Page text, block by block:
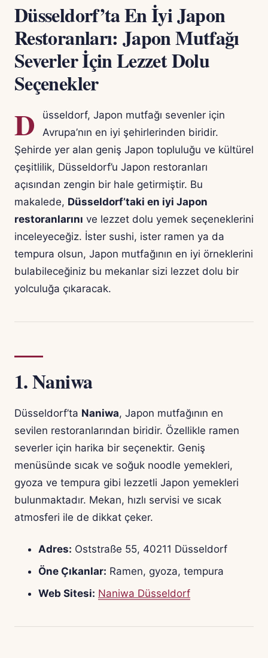
Düsseldorf’ta En İyi Japon
Restoranları: Japon Mutfağı
Severler İçin Lezzet Dolu
Seçenekler
D
üsseldorf, Japon mutfağı sevenler için
Avrupa’nın en iyi şehirlerinden biridir.
Şehirde yer alan geniş Japon topluluğu ve kültürel
çeşitlilik, Düsseldorf’u Japon restoranları
açısından zengin bir hale getirmiştir. Bu
makalede, Düsseldorf’taki en iyi Japon
restoranlarını ve lezzet dolu yemek seçeneklerini
inceleyeceğiz. İster sushi, ister ramen ya da
tempura olsun, Japon mutfağının en iyi örneklerini
bulabileceğiniz bu mekanlar sizi lezzet dolu bir
yolculuğa çıkaracak.
1.Naniwa
Düsseldorf’ta Naniwa, Japon mutfağının en
sevilen restoranlarından biridir. Özellikle ramen
severler için harika bir seçenektir. Geniş
menüsünde sıcak ve soğuk noodle yemekleri,
gyoza ve tempura gibi lezzetli Japon yemekleri
bulunmaktadır. Mekan, hızlı servisi ve sıcak
atmosferi ile de dikkat çeker.
Adres: Oststraße 55, 40211 Düsseldorf
Öne Çıkanlar: Ramen, gyoza, tempura
Web Sitesi: Naniwa Düsseldorf